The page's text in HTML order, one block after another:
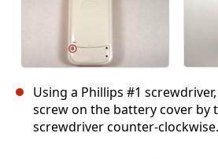
Using a Phillips #1
screw on the battery cover by
screwdriver counter-clockwise.